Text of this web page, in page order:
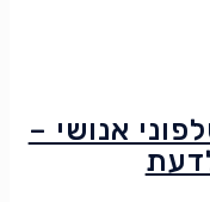
אנושי –